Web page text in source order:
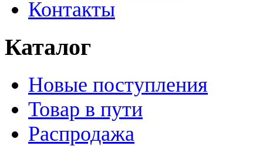
Контакты
Каталог
Новые поступления
Товар в пути
Распродажа